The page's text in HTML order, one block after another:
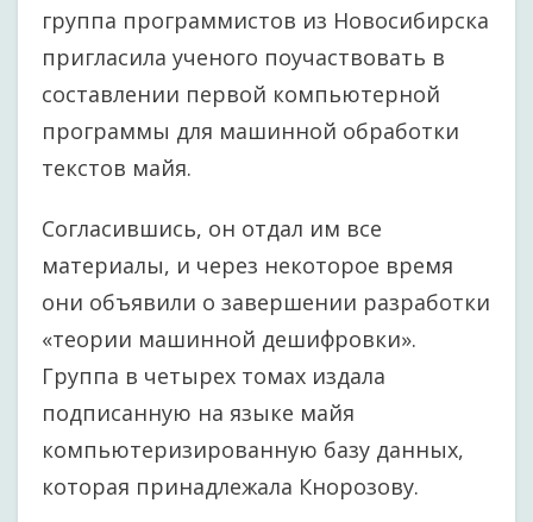
группа программистов из Новосибирска
пригласила ученого поучаствовать в
составлении первой компьютерной
программы для машинной обработки
текстов майя.
Согласившись, он отдал им все
материалы, и через некоторое время
они объявили о завершении разработки
«теории машинной дешифровки».
Группа в четырех томах издала
подписанную на языке майя
компьютеризированную базу данных,
которая принадлежала Кнорозову.